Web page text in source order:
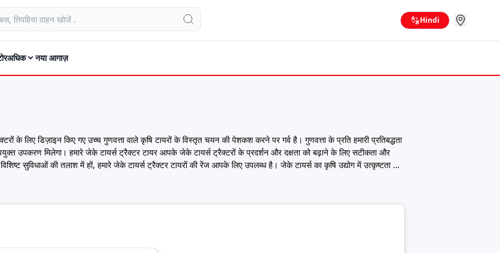
Hindi
अधिक नया आगाज़
के लिए डिज़ाइन किए गए उच्च गुणवत्ता वाले कृषि टायरों के विस्तृत चयन की पेशकश करने पर गर्व है। गुणवत्ता के प्रति हमारी प्रतिबद्धता
उपकरण मिलेगा। हमारे जेके टायर्स ट्रैक्टर टायर आपके जेके टायर्स ट्रैक्टरों के प्रदर्शन और दक्षता को बढ़ाने के लिए सटीकता और
सुविधाओं की तलाश में हों, हमारे जेके टायर्स ट्रैक्टर टायरों की रेंज आपके लिए उपलब्ध है। जेके टायर्स का कृषि उद्योग में उत्कृष्टता का
हमारे चयन का अन्वेषण करें और ऐसे आदर्श टायर ढूंढें जो जेके टायर्स की विश्वसनीयता और प्रतिष्ठा से मेल खाते हों। 91ट्रक्स जेके